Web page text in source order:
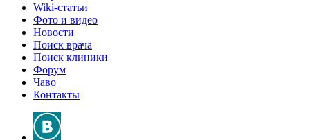
Wiki-статьи
Фото и видео
Новости
Поиск врача
Поиск клиники
Форум
Чаво
Контакты